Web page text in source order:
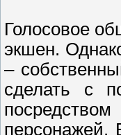
Голосовое
экшен.
–
сделать с
персонажей.